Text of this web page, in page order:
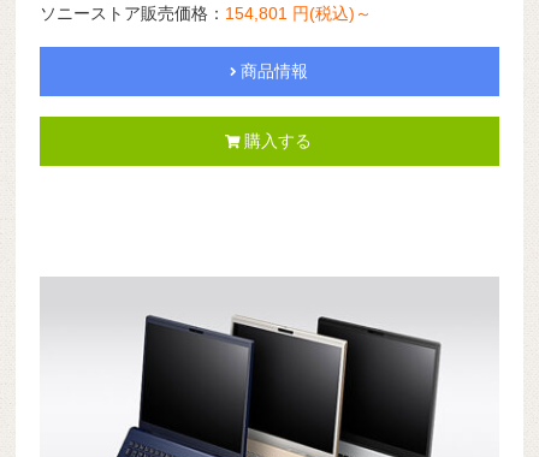
ソニーストア販売価格： 154,801 円(税込)～
商品情報
購入する